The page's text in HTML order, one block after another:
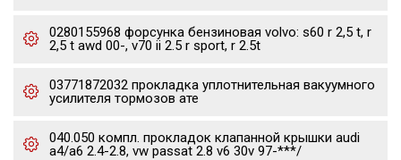
0280155968 форсунка бензиновая volvo: s60 r 2,5 t, r
2,5 t awd 00-, v70 ii 2.5 r sport, r 2.5t
03771872032 прокладка уплотнительная вакуумного
усилителя тормозов ате
040.050 компл. прокладок клапанной крышки audi
a4/a6 2.4-2.8, vw passat 2.8 v6 30v 97-***/